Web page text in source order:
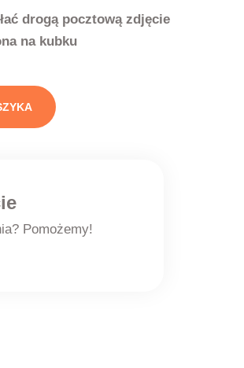
drogą pocztową zdjęcie
na kubku
Pomożemy!